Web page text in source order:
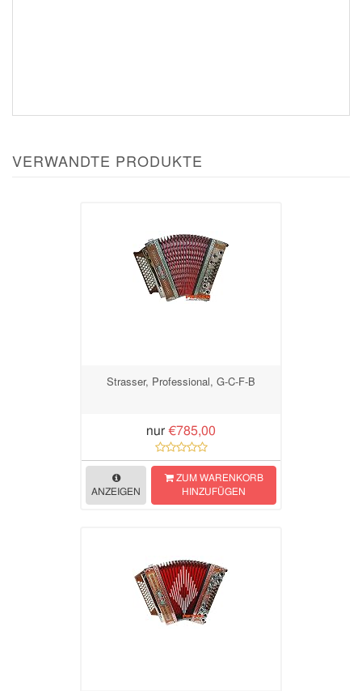
VERWANDTE PRODUKTE
Strasser, Professional, G-C-F-B
nur €785,00
ANZEIGEN
ZUM WARENKORB
HINZUFÜGEN